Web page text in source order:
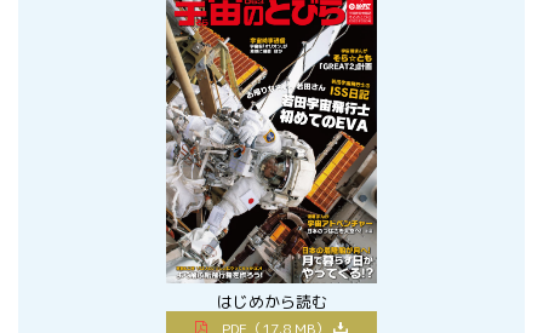
はじめから読む
PDF（17.8 MB）